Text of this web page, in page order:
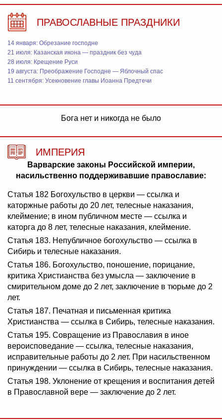
ПРАВОСЛАВНЫЕ ПРАЗДНИКИ
14 января: Обрезание господне
21 июля: Казанская икона — праздник без чуда
28 июля: Крещение Руси
19 августа: Преображение Господне — Яблочный спас
11 сентября: Усекновение главы Иоанна Предтечи
Бога нет и никогда не было
ИМПЕРИЯ
Варварские законы Российской империи,
насильственно поддерживавшие православие:
Статья 182 Богохульство в церкви — ссылка и
каторжные работы до 20 лет, телесные наказания,
клеймение; в ином публичном месте — ссылка и
каторга до 8 лет, телесные наказания, клеймение.
Статья 183. Непубличное богохульство — ссылка в
Сибирь и телесные наказания.
Статья 186. Богохульство, поношение, порицание,
критика Христианства без умысла — заключение в
смирительном доме до 2 лет, заключение в тюрьме до 2
лет.
Статья 187. Печатная и письменная критика
Христианства — ссылка в Сибирь, телесные наказания.
Статья 195. Совращение из Православия в иное
вероисповедание — ссылка, телесные наказания,
исправительные работы до 2 лет. При насильственном
принуждении — ссылка в Сибирь, телесные наказания.
Статья 198. Уклонение от крещения и воспитания детей
в Православной вере — заключение до 2 лет.